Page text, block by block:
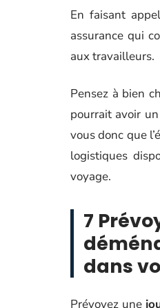
En faisant
assurance qui
aux travailleurs.
Pensez à bien
pourrait avoir
vous donc que
logistiques
voyage.
7
dans
Prévoyez une